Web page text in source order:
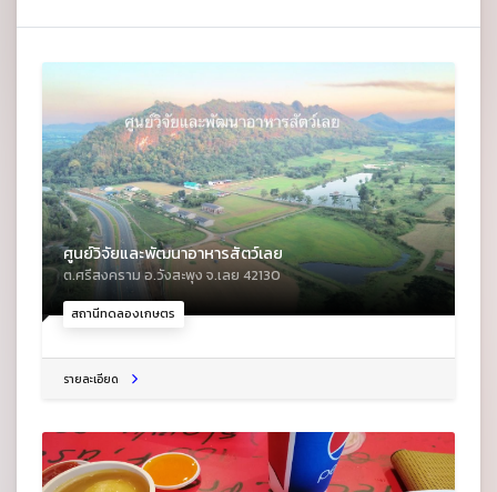
สถานีทดลองเกษตร
ศูนย์วิจัยและพัฒนาอาหารสัตว์เลย
ต.ศรีสงคราม อ.วังสะพุง จ.เลย 42130
รายละเอียด